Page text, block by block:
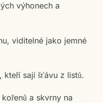
výhonech a
viditelné jako jemné
sají šťávu z listů.
a skvrny na